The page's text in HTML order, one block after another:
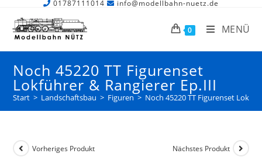
01787111014 info@modellbahn-nuetz.de
0 MENÜ
Noch 45220 TT Figurenset
Lokführer & Rangierer Ep.III
Start > Landschaftsbau > Figuren > Noch 45220 TT Figurenset
Vorheriges Produkt Nächstes Produkt